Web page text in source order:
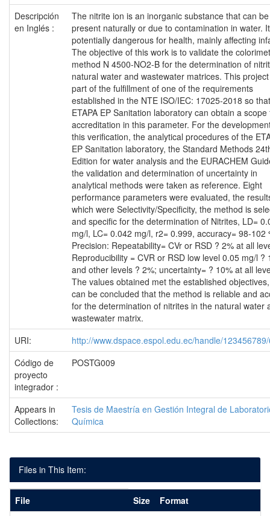
Descripción
en Inglés :
The nitrite ion is an inorganic substance that can be
present naturally or due to contamination in water.
potentially dangerous for health, mainly affecting
The objective of this work is to validate the
method N 4500-NO2-B for the determination of
natural water and wastewater matrices. This
part of the fulfillment of one of the requirements
established in the NTE ISO/IEC: 17025-2018 so
ETAPA EP Sanitation laboratory can obtain a scope
accreditation in this parameter. For the
this verification, the analytical procedures of the
EP Sanitation laboratory, the Standard Methods
Edition for water analysis and the EURACHEM
the validation and determination of uncertainty in
analytical methods were taken as reference. Eight
performance parameters were evaluated, the
which were Selectivity/Specificity, the method is
and specific for the determination of Nitrites, LD=
mg/l, LC= 0.042 mg/l, r2= 0.999, accuracy= 98-102
Precision: Repeatability= CVr or RSD ? 2% at all
Reproducibility = CVR or RSD low level 0.05 mg/l ?
and other levels ? 2%; uncertainty= ? 10% at all
The values obtained met the established
can be concluded that the method is reliable and
for the determination of nitrites in the natural water
wastewater matrix.
URI:
http://www.dspace.espol.edu.ec/handle/
Código de
proyecto
integrador :
POSTG009
Appears in
Collections:
Tesis de Maestría en Gestión Integral de
Química
Files in This Item:
File Size
Format